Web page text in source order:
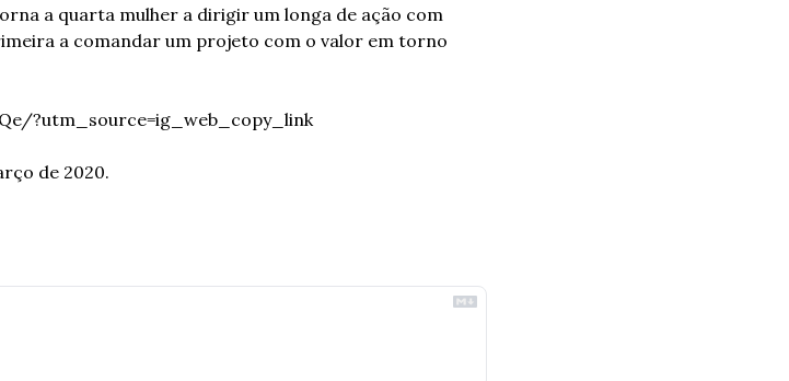
a quarta mulher a dirigir um longa de ação com
a comandar um projeto com o valor em torno
?utm_source=ig_web_copy_link
de 2020.